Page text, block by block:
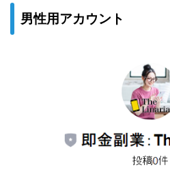
男性用アカウント